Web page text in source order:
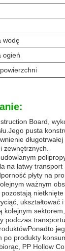
wodę
ogień
Board,
pusta
zewnętrznych.
na łatwy
płyty na
ważnym
kolejnym
podczas
po produkty
PP Hollow